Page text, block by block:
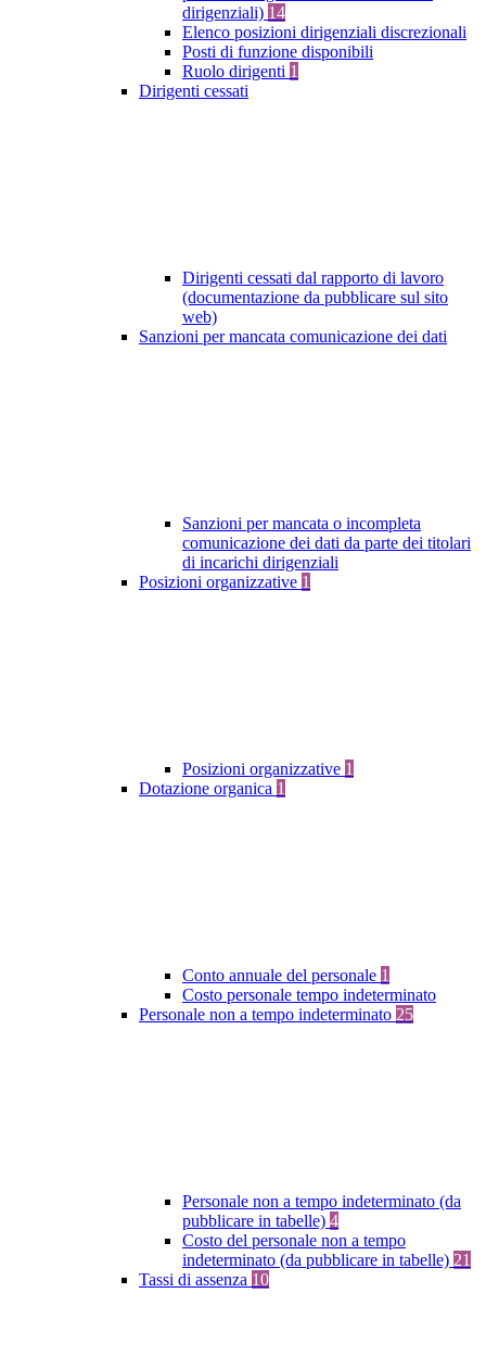
dirigenziali) 14
Elenco posizioni dirigenziali discrezionali
Posti di funzione disponibili
Ruolo dirigenti 1
Dirigenti cessati
Dirigenti cessati dal rapporto di lavoro
(documentazione da pubblicare sul sito
web)
Sanzioni per mancata comunicazione dei dati
Sanzioni per mancata o incompleta
comunicazione dei dati da parte dei titolari
di incarichi dirigenziali
Posizioni organizzative 1
Posizioni organizzative 1
Dotazione organica 1
Conto annuale del personale 1
Costo personale tempo indeterminato
Personale non a tempo indeterminato 25
Personale non a tempo indeterminato (da
pubblicare in tabelle) 4
Costo del personale non a tempo
indeterminato (da pubblicare in tabelle) 21
Tassi di assenza 10